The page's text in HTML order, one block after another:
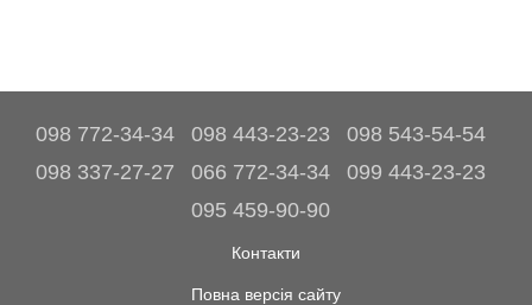
098 772-34-34 098 443-23-23
098 543-54-54
098 337-27-27
066 772-34-34
099 443-23-23
095 459-90-90
Контакти
Повна версія сайту